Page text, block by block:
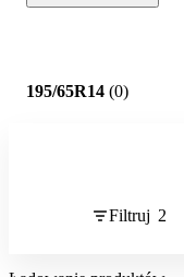
195/65R14 (0)
Filtruj 2